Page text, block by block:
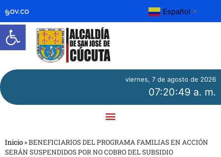
Abrir barra de herramientas
Español ▼
viernes, 7 de agosto de 2026
07:20:49 a. m.
Inicio »BENEFICIARIOS DEL PROGRAMA FAMILIAS EN ACCIÓN
SERÁN SUSPENDIDOS POR NO COBRO DEL SUBSIDIO